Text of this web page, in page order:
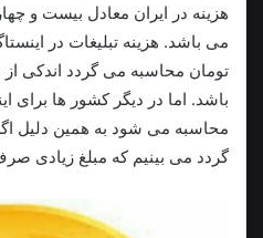
هزینه در ایران معادل بیست و
می باشد. هزینه تبلیغات در
تومان محاسبه می گردد اندکی
باشد. اما در دیگر کشور ها برای
محاسبه می شود به همین دلیل
گردد می بینیم که مبلغ زیادی